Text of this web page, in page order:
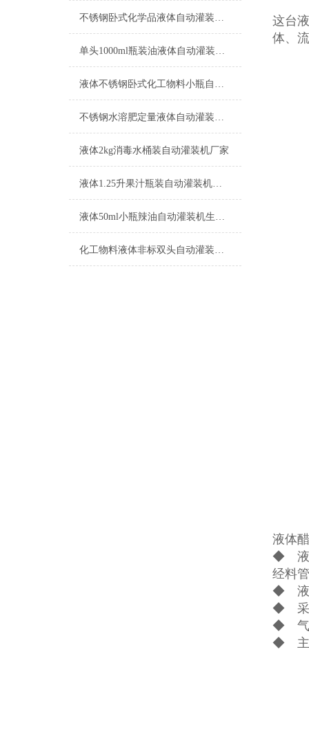
不锈钢卧式化学品液体自动灌装机操作简单
单头1000ml瓶装油液体自动灌装机参数
液体不锈钢卧式化工物料小瓶自动灌装机参数
不锈钢水溶肥定量液体自动灌装机生产厂家
液体2kg消毒水桶装自动灌装机厂家
液体1.25升果汁瓶装自动灌装机功能介绍
液体50ml小瓶辣油自动灌装机生产厂家
化工物料液体非标双头自动灌装机的特点
这台
体、
液体
◆ 液
经料
◆ 液
◆ 采
◆ 气
◆ 主